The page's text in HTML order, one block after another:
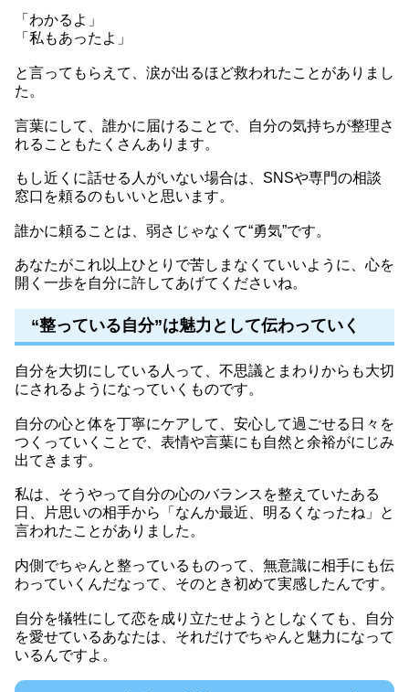
「わかるよ」
「私もあったよ」
と言ってもらえて、涙が出るほど救われたことがありまし
た。
言葉にして、誰かに届けることで、自分の気持ちが整理さ
れることもたくさんあります。
もし近くに話せる人がいない場合は、SNSや専門の相談
窓口を頼るのもいいと思います。
誰かに頼ることは、弱さじゃなくて“勇気”です。
あなたがこれ以上ひとりで苦しまなくていいように、心を
開く一歩を自分に許してあげてくださいね。
“整っている自分”は魅力として伝わっていく
自分を大切にしている人って、不思議とまわりからも大切
にされるようになっていくものです。
自分の心と体を丁寧にケアして、安心して過ごせる日々を
つくっていくことで、表情や言葉にも自然と余裕がにじみ
出てきます。
私は、そうやって自分の心のバランスを整えていたある
日、片思いの相手から「なんか最近、明るくなったね」と
言われたことがありました。
内側でちゃんと整っているものって、無意識に相手にも伝
わっていくんだなって、そのとき初めて実感したんです。
自分を犠牲にして恋を成り立たせようとしなくても、自分
を愛せているあなたは、それだけでちゃんと魅力になって
いるんですよ。